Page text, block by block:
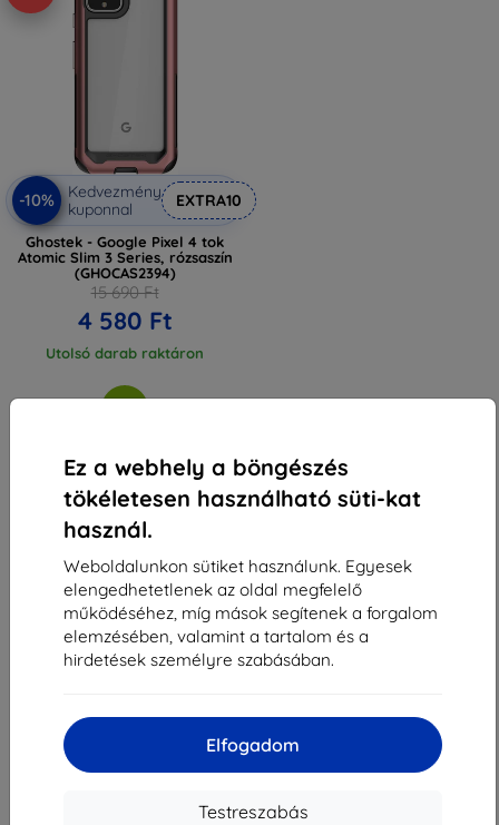
Ez a webhely a böngészés
tökéletesen használható süti-kat
használ.
Weboldalunkon sütiket használunk. Egyesek
elengedhetetlenek az oldal megfelelő
működéséhez, míg mások segítenek a forgalom
elemzésében, valamint a tartalom és a
hirdetések személyre szabásában.
Elfogadom
Testreszabás
-10%
Kedvezmény
kuponnal
EXTRA10
Ghostek - Google Pixel 4 tok
Atomic Slim 3 Series, rózsaszín
(GHOCAS2394)
15 690 Ft
4 580 Ft
Utolsó darab raktáron
Összes találat3.
Shield-Sk s.r.o.
Rudolf Mocka utca 3750/2A